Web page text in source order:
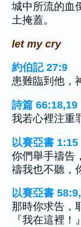
城中所流的血
土掩蓋。
let my cry
約伯記 27:9
患難臨到他，
詩篇 66:18,19
我若心裡注重
以賽亞書 1:15
你們舉手禱告
禱我也不聽，
以賽亞書
那時你求告，
『我在這裡